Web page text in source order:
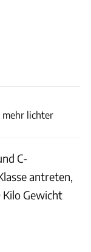
lichter
C-
antreten,
Gewicht